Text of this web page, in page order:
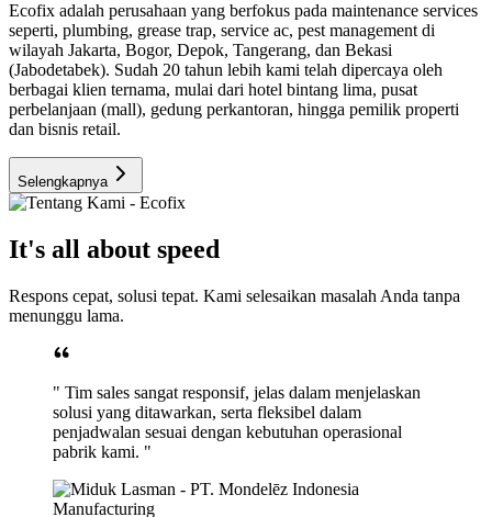
Ecofix adalah perusahaan yang berfokus pada maintenance services
seperti, plumbing, grease trap, service ac, pest management di
wilayah Jakarta, Bogor, Depok, Tangerang, dan Bekasi
(Jabodetabek). Sudah 20 tahun lebih kami telah dipercaya oleh
berbagai klien ternama, mulai dari hotel bintang lima, pusat
perbelanjaan (mall), gedung perkantoran, hingga pemilik properti
dan bisnis retail.
Selengkapnya
It's all about speed
Respons cepat, solusi tepat. Kami selesaikan masalah Anda tanpa
menunggu lama.
" Tim sales sangat responsif, jelas dalam menjelaskan
solusi yang ditawarkan, serta fleksibel dalam
penjadwalan sesuai dengan kebutuhan operasional
pabrik kami. "